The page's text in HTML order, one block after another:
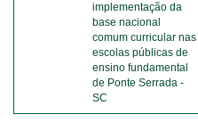
implementação da
base nacional
comum curricular nas
escolas públicas de
ensino fundamental
de Ponte Serrada -
SC